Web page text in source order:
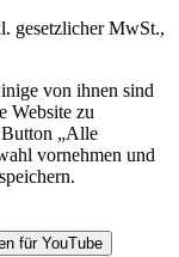
gesetzlicher MwSt.,
von ihnen sind
Website zu
Button „Alle
vornehmen und
für YouTube